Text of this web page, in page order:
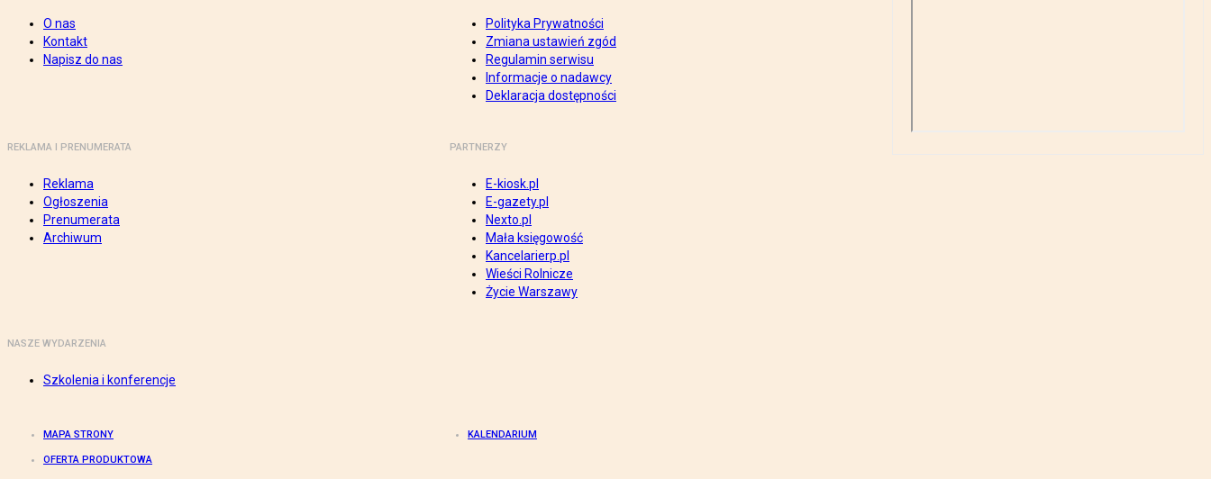
O nas
Kontakt
Napisz do nas
Polityka Prywatności
Zmiana ustawień zgód
Regulamin serwisu
Informacje o nadawcy
Deklaracja dostępności
REKLAMA I PRENUMERATA
Reklama
Ogłoszenia
Prenumerata
Archiwum
PARTNERZY
E-kiosk.pl
E-gazety.pl
Nexto.pl
Mała księgowość
Kancelarierp.pl
Wieści Rolnicze
Życie Warszawy
NASZE WYDARZENIA
Szkolenia i konferencje
MAPA STRONY KALENDARIUM
OFERTA PRODUKTOWA